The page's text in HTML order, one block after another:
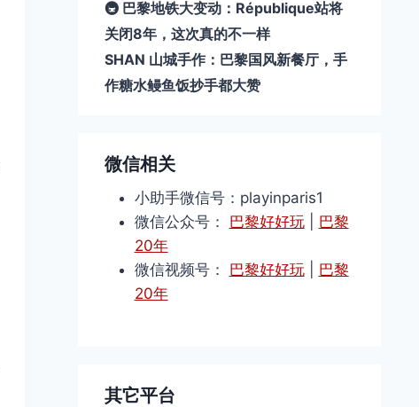
🚇 巴黎地铁大变动：République站将
关闭8年，这次真的不一样
SHAN 山城手作：巴黎国风新餐厅，手
作糖水鳗鱼饭抄手都大赞
微信相关
小助手微信号：playinparis1
微信公众号： 巴黎好好玩| 巴黎
20年
微信视频号： 巴黎好好玩| 巴黎
20年
其它平台